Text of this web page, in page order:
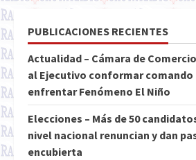
PUBLICACIONES RECIENTES
Actualidad – Cámara de
al Ejecutivo conformar comando
enfrentar Fenómeno El Niño
Elecciones – Más de 50
nivel nacional renuncian y dan
encubierta